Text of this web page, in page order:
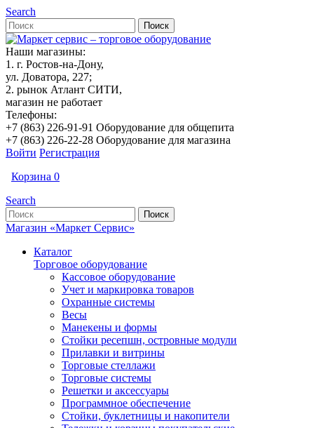
Search
Наши магазины:
1. г. Ростов-на-Дону,
ул. Доватора, 227;
2. рынок Атлант СИТИ,
магазин не работает
Телефоны:
+7 (863) 226-91-91 Оборудование для общепита
+7 (863) 226-22-28 Оборудование для магазина
Войти Регистрация
Корзина 0
Search
Магазин «Маркет Сервис»
Каталог
Торговое оборудование
Кассовое оборудование
Учет и маркировка товаров
Охранные системы
Весы
Манекены и формы
Стойки ресепшн, островные модули
Прилавки и витрины
Торговые стеллажи
Торговые системы
Решетки и аксессуары
Программное обеспечение
Стойки, буклетницы и накопители